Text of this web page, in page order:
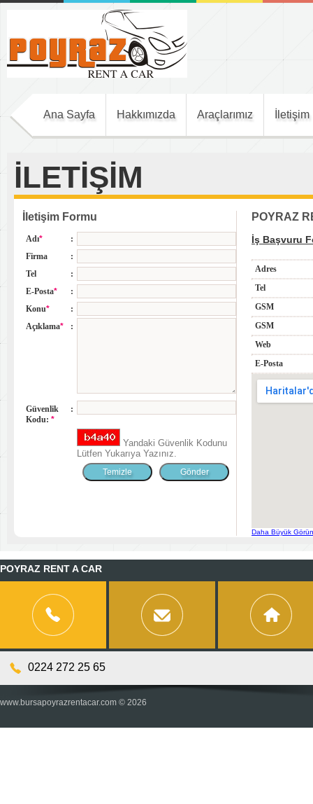
Ana Sayfa Hakkımızda Araçlarımız İletişim
İLETİŞİM
İletişim Formu
Adı*
:
Firma
:
Tel
:
E-Posta*
:
Konu*
:
Açıklama* :
Güvenlik
Kodu: *
:
Yandaki Güvenlik Kodunu
Lütfen Yukarıya Yazınız.
POYRAZ
İş Başvuru
Adres
Tel
GSM
GSM
Web
E-Posta
Daha Büyük
POYRAZ RENT A CAR
0224 272 25 65
www.bursapoyrazrentacar.com © 2026